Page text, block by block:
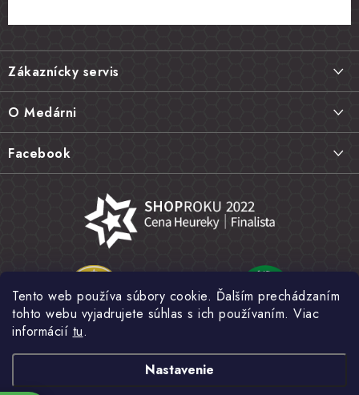
Tento web používa súbory cookie. Ďalším prechádzaním
tohto webu vyjadrujete súhlas s ich používaním. Viac
informácií tu.
Nastavenie
Z
á
p
ä
e
Zákaznícky servis
Vrátenie tovaru, výmena a reklamácie
Najčastejšie otázky FAQ
Hodnotenie obchodu
Obchodné podmienky
Ochrana osobných údajov
O Medárni
Náš príbeh
Kamenná predajňa
Fotogaléria
Novinky
Facebook